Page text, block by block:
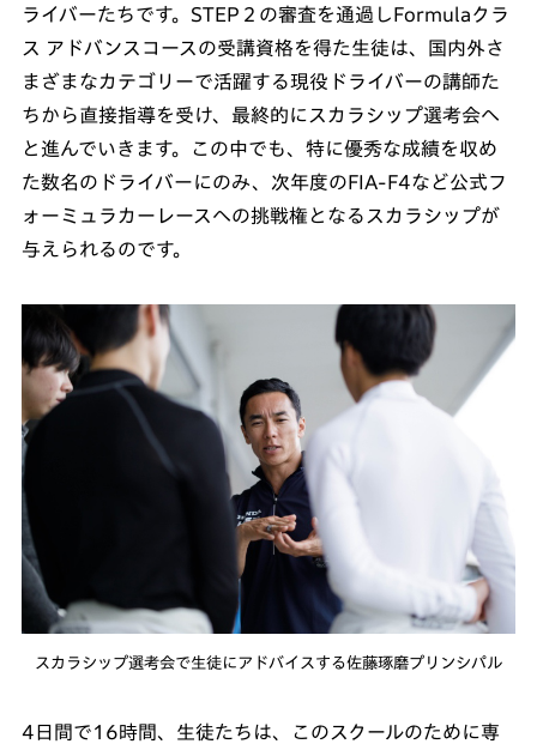
ライバーたちです。STEP２の審査を通過しFormulaクラ
ス アドバンスコースの受講資格を得た生徒は、国内外さ
まざまなカテゴリーで活躍する現役ドライバーの講師た
ちから直接指導を受け、最終的にスカラシップ選考会へ
と進んでいきます。この中でも、特に優秀な成績を収め
た数名のドライバーにのみ、次年度のFIA-F4など公式フ
ォーミュラカーレースへの挑戦権となるスカラシップが
与えられるのです。
スカラシップ選考会で生徒にアドバイスする佐藤琢磨プリンシパル
4日間で16時間、生徒たちは、このスクールのために専